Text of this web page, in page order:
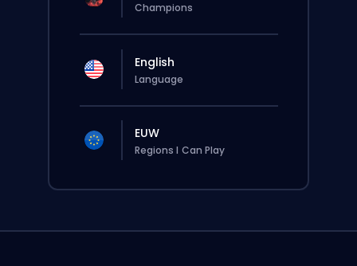
Champions
English
Language
EUW
Regions I Can Play